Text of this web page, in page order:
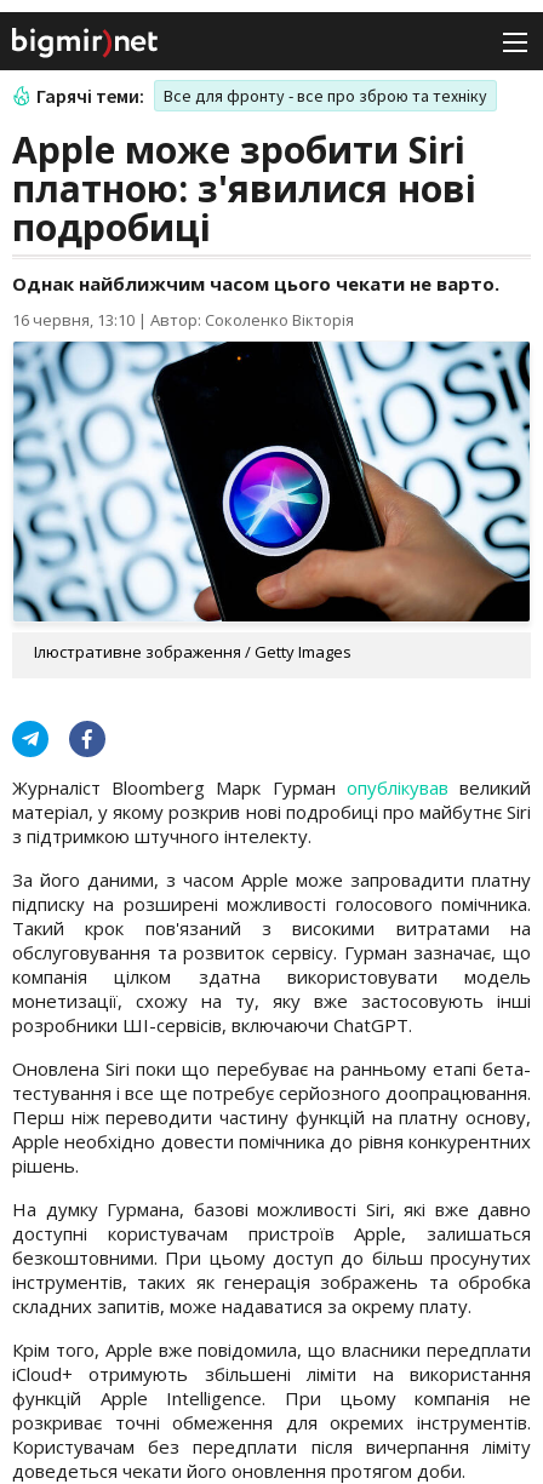
Гарячі теми: Все для фронту - все про зброю та техніку
Apple може зробити Siri
платною: з'явилися нові
подробиці
Однак найближчим часом цього чекати не варто.
16 червня, 13:10 | Автор: Соколенко Вікторія
Ілюстративне зображення / Getty Images
Журналіст Bloomberg Марк Гурман опублікував великий
матеріал, у якому розкрив нові подробиці про майбутнє Siri
з підтримкою штучного інтелекту.
За його даними, з часом Apple може запровадити платну
підписку на розширені можливості голосового помічника.
Такий крок пов'язаний з високими витратами на
обслуговування та розвиток сервісу. Гурман зазначає, що
компанія цілком здатна використовувати модель
монетизації, схожу на ту, яку вже застосовують інші
розробники ШІ-сервісів, включаючи ChatGPT.
Оновлена Siri поки що перебуває на ранньому етапі бета-
тестування і все ще потребує серйозного доопрацювання.
Перш ніж переводити частину функцій на платну основу,
Apple необхідно довести помічника до рівня конкурентних
рішень.
На думку Гурмана, базові можливості Siri, які вже давно
доступні користувачам пристроїв Apple, залишаться
безкоштовними. При цьому доступ до більш просунутих
інструментів, таких як генерація зображень та обробка
складних запитів, може надаватися за окрему плату.
Крім того, Apple вже повідомила, що власники передплати
iCloud+ отримують збільшені ліміти на використання
функцій Apple Intelligence. При цьому компанія не
розкриває точні обмеження для окремих інструментів.
Користувачам без передплати після вичерпання ліміту
доведеться чекати його оновлення протягом доби.